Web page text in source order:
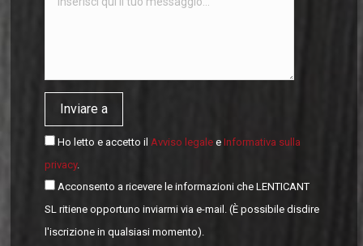
Ho letto e accetto il Avviso legale e Informativa sulla
privacy.
Acconsento a ricevere le informazioni che LENTICANT
SL ritiene opportuno inviarmi via e-mail. (È possibile disdire
l'iscrizione in qualsiasi momento).